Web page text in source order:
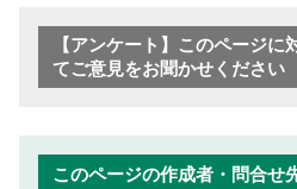
【アンケート】このページに
てご意見をお聞かせください
このページの作成者・問合せ